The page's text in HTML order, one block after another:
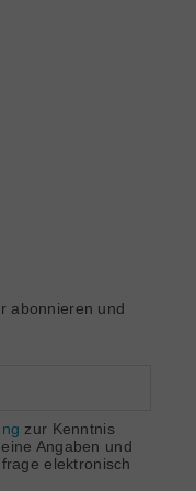
abonnieren und
zur Kenntnis
Angaben und
elektronisch